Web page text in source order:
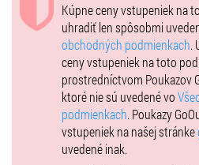
Kúpne ceny vstupeniek na
uhradiť len spôsobmi
obchodných podmienkach.
ceny vstupeniek na toto
prostredníctvom Poukazov
ktoré nie sú uvedené vo
podmienkach. Poukazy
vstupeniek na našej stránke
uvedené inak.